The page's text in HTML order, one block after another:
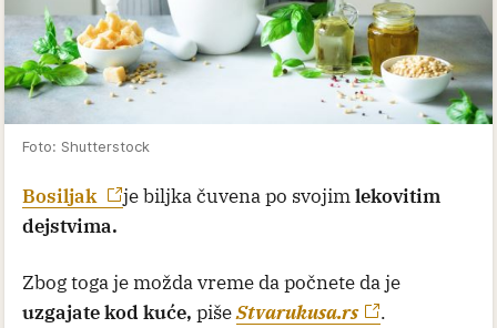
Foto: Shutterstock
Bosiljak je biljka čuvena po svojimlekovitim
dejstvima.
Zbog toga je možda vreme da počnete da je
uzgajate kod kuće, pišeStvarukusa.rs .